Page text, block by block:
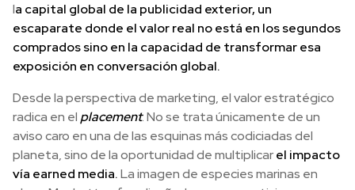
la capital global de la publicidad exterior, un
escaparate donde el valor real no está en los segundos
comprados sino en la capacidad de transformar esa
exposición en conversación global.
Desde la perspectiva de marketing, el valor estratégico
radica en el placement. No se trata únicamente de un
aviso caro en una de las esquinas más codiciadas del
planeta, sino de la oportunidad de multiplicarel impacto
vía earned media.La imagen de especies marinas en